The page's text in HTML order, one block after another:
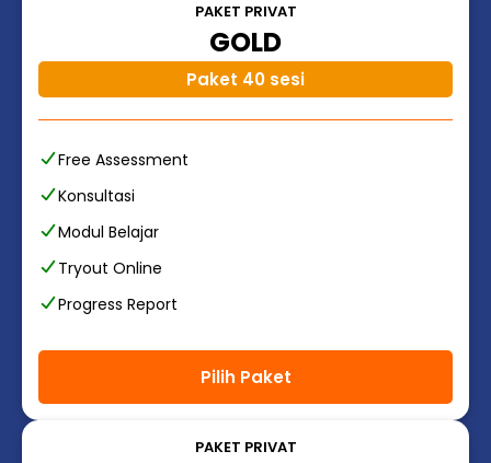
PAKET PRIVAT
GOLD
Paket 40 sesi
Free Assessment
Konsultasi
Modul Belajar
Tryout Online
Progress Report
Pilih Paket
PAKET PRIVAT